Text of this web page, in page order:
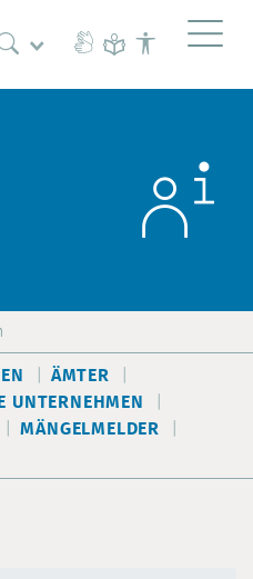
ÄMTER
UNTERNEHMEN
MÄNGELMELDER